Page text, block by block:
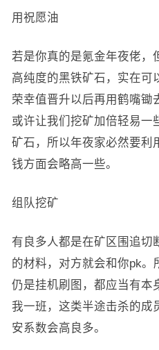
用祝愿油
若是你真的是氪金年夜佬，
高纯度的黑铁矿石，实在可
荣幸值晋升以后再用鹤嘴锄
或许让我们挖矿加倍轻易一
矿石，所以年夜家必然要利
钱方面会略高一些。
组队挖矿
有良多人都是在矿区围追切
的材料，对方就会和你pk。
仍是挂机刷图，都应当有本
我一班，这类半途击杀的成
安系数会高良多。